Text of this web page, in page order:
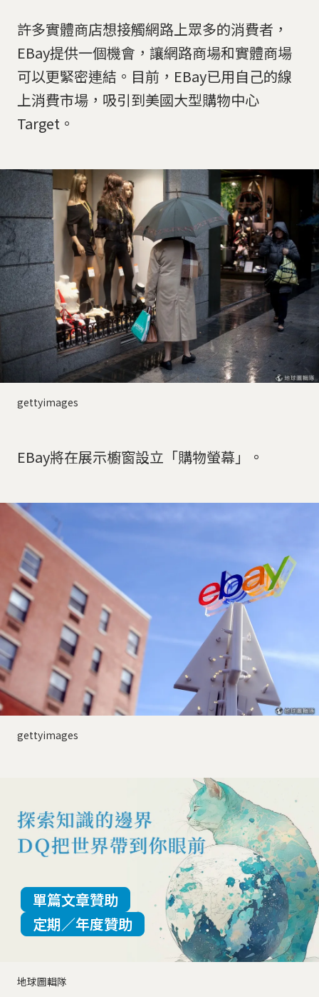
許多實體商店想接觸網路上眾多的消費者，
EBay提供一個機會，讓網路商場和實體商場
可以更緊密連結。目前，EBay已用自己的線
上消費市場，吸引到美國大型購物中心
Target。
gettyimages
EBay將在展示櫥窗設立「購物螢幕」。
gettyimages
地球圖輯隊
單篇文章贊助
定期／年度贊助